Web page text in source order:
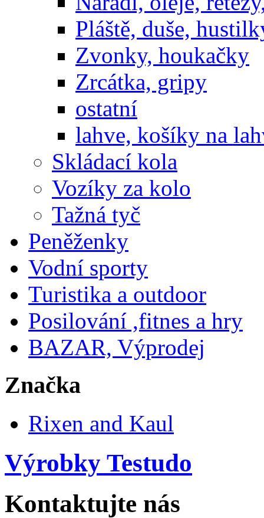
Pláště, duše,
Zvonky, houkačky
Zrcátka, gripy
ostatní
lahve, košíky na
Skládací kola
Vozíky za kolo
Tažná tyč
Peněženky
Vodní sporty
Turistika a outdoor
Posilování ,fitnes a hry
BAZAR, Výprodej
Značka
Rixen and Kaul
Výrobky Testudo
Kontaktujte nás